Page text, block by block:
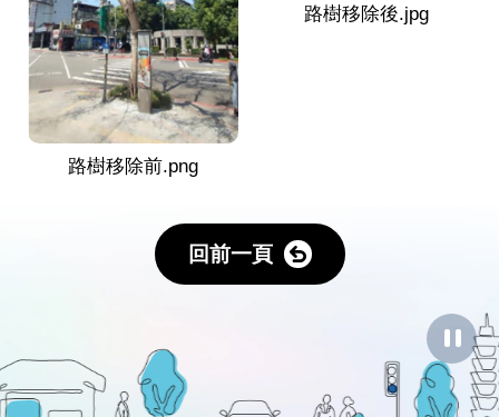
路樹移除前.png
路樹移除後.jpg
回前一頁
暫
停
圖
像